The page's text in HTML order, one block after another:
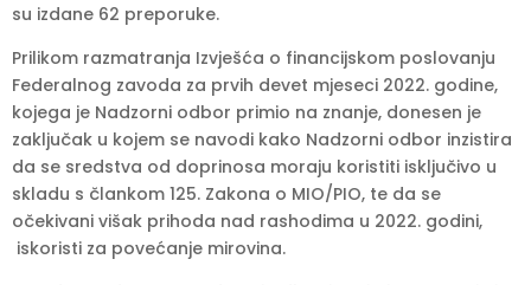
su izdane 62 preporuke.
Prilikom razmatranja Izvješća o financijskom poslovanju
Federalnog zavoda za prvih devet mjeseci 2022. godine,
kojega je Nadzorni odbor primio na znanje, donesen je
zaključak u kojem se navodi kako Nadzorni odbor inzistira
da se sredstva od doprinosa moraju koristiti isključivo u
skladu s člankom 125. Zakona o MIO/PIO, te da se
očekivani višak prihoda nad rashodima u 2022. godini,
iskoristi za povećanje mirovina.